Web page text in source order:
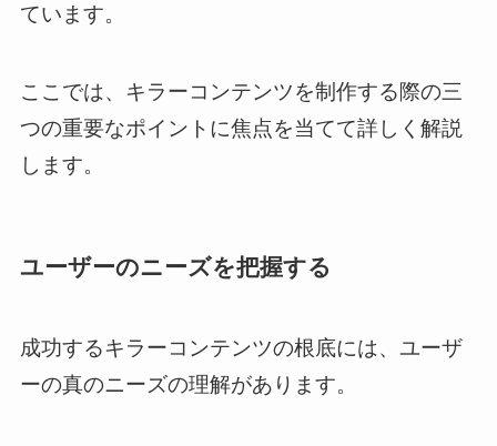
ています。
ここでは、キラーコンテンツを制作する際の三
つの重要なポイントに焦点を当てて詳しく解説
します。
ユーザーのニーズを把握する
成功するキラーコンテンツの根底には、ユーザ
ーの真のニーズの理解があります。